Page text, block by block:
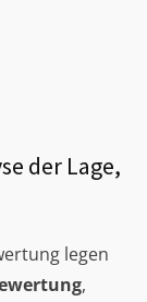
der Lage,
legen
,